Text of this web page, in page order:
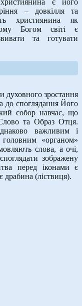
– довкілля та
християнина як
Богом світі є
та готувати
духовного зростання
до споглядання Його
собор навчає, що
та Образ Отця.
важливим і
«органом»
слова, а очі,
зображену
перед іконами є
драбина (ліствиця).